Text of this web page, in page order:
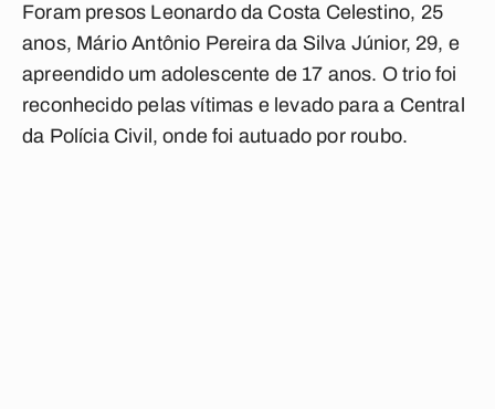
Foram presos Leonardo da Costa Celestino, 25
anos, Mário Antônio Pereira da Silva Júnior, 29, e
apreendido um adolescente de 17 anos. O trio foi
reconhecido pelas vítimas e levado para a Central
da Polícia Civil, onde foi autuado por roubo.